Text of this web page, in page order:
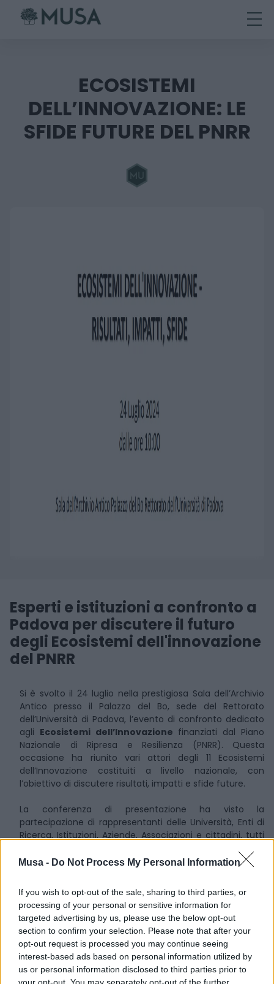
Musa - Do Not Process My Personal Information
If you wish to opt-out of the sale, sharing to third parties, or
processing of your personal or sensitive information for
targeted advertising by us, please use the below opt-out
section to confirm your selection. Please note that after your
opt-out request is processed you may continue seeing
interest-based ads based on personal information utilized by
us or personal information disclosed to third parties prior to
your opt-out. You may separately opt-out of the further
ECOSISTEMI
DELL’INNOVAZIONE: LE
SFIDE FUTURE DEL PNRR
Esperti e istituzioni a confronto a
Padova per discutere il futuro
degli Ecosistemi dell'innovazione
del PNRR
Si è svolto il 24 luglio nella prestigiosa Sala dell’Archivio
Antico presso il Palazzo del Bo, sede del Rettorato
dell’Università di Padova, l’evento di confronto dedicato
agli Ecosistemi dell’Innovazione finanziati dal Piano
Nazionale di Ripresa e Resilienza (PNRR). Questa
occasione ha riunito vari attori degli 11 Ecosistemi
dell’Innovazione costituiti a livello nazionale, con
l’obiettivo di discutere risultati, impatti e sfide future.
La conferenza di presentazione ha visto la
partecipazione di rappresentanti delle Università, Enti di
Ricerca, Istituzioni, Aziende, Associazioni e cittadini, tutti
dialoganti a livello territoriale. Questi ecosistemi
con l’intento di favorire l’innovazione e la collaborazione
tra diversi settori della società.
L’incontro ha avuto come focus principale la riflessione
comune sulle prossime sfide da affrontare, tra cui
l’analisi dello stato di avanzamento dei progetti e delle
strategie per il loro completamento nei tempi previsti, la
discussione su come capitalizzare le risorse umane